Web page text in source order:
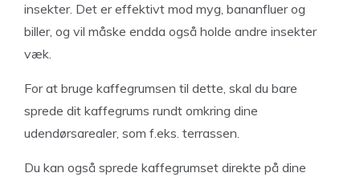
insekter. Det er effektivt mod myg, bananfluer og
biller, og vil måske endda også holde andre insekter
væk.
For at bruge kaffegrumsen til dette, skal du bare
sprede dit kaffegrums rundt omkring dine
udendørsarealer, som f.eks. terrassen.
Du kan også sprede kaffegrumset direkte på dine